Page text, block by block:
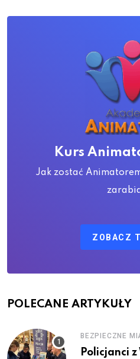
Kurs
Jak zostać
ZOBACZ
POLECANE ARTYKUŁY
BEZPIECZNE
Policjanci